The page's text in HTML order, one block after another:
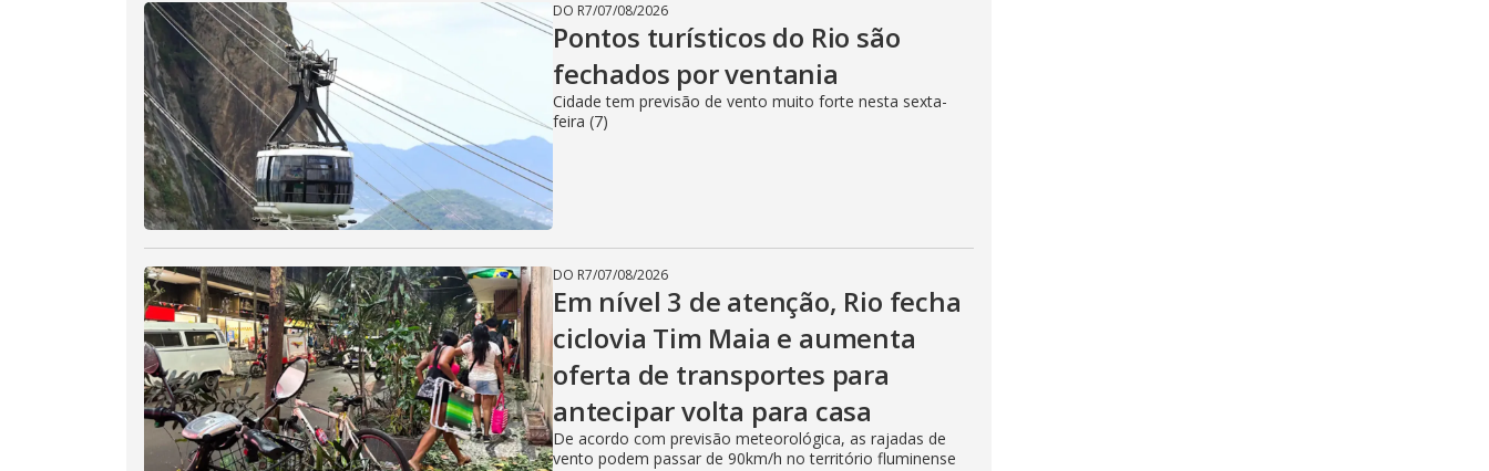
DO R7/07/08/2026
Pontos turísticos do Rio são
fechados por ventania
Cidade tem previsão de vento muito forte nesta sexta-
feira (7)
DO R7/07/08/2026
Em nível 3 de atenção, Rio fecha
ciclovia Tim Maia e aumenta
oferta de transportes para
antecipar volta para casa
De acordo com previsão meteorológica, as rajadas de
vento podem passar de 90km/h no território fluminense